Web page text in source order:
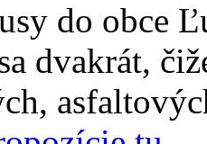
do obce
dvakrát,